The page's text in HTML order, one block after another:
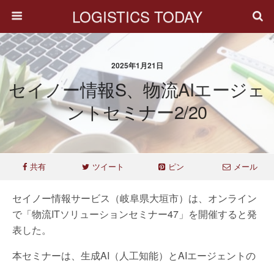
LOGISTICS TODAY
2025年1月21日
セイノー情報S、物流AIエージェ
ントセミナー2/20
共有 ツイート ピン メール
セイノー情報サービス（岐阜県大垣市）は、オンライン
で「物流ITソリューションセミナー47」を開催すると発
表した。
本セミナーは、生成AI（人工知能）とAIエージェントの